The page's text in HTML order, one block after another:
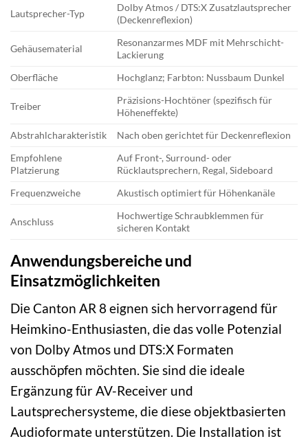
Lautsprecher-Typ
Dolby Atmos / DTS:X Zusatzlautsprecher
(Deckenreflexion)
Gehäusematerial
Resonanzarmes MDF mit Mehrschicht-
Lackierung
Oberfläche
Hochglanz; Farbton: Nussbaum Dunkel
Treiber
Präzisions-Hochtöner (spezifisch für
Höheneffekte)
Abstrahlcharakteristik
Nach oben gerichtet für Deckenreflexion
Empfohlene
Platzierung
Auf Front-, Surround- oder
Rücklautsprechern, Regal, Sideboard
Frequenzweiche
Akustisch optimiert für Höhenkanäle
Anschluss
Hochwertige Schraubklemmen für
sicheren Kontakt
Anwendungsbereiche und
Einsatzmöglichkeiten
Die Canton AR 8 eignen sich hervorragend für
Heimkino-Enthusiasten, die das volle Potenzial
von Dolby Atmos und DTS:X Formaten
ausschöpfen möchten. Sie sind die ideale
Ergänzung für AV-Receiver und
Lautsprechersysteme, die diese objektbasierten
Audioformate unterstützen. Die Installation ist